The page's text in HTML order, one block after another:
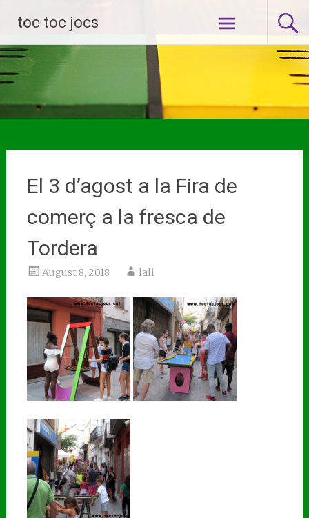
toc toc jocs
Skip
to
content
El 3 d’agost a la Fira de
comerç a la fresca de
Tordera
August 8, 2018 lali